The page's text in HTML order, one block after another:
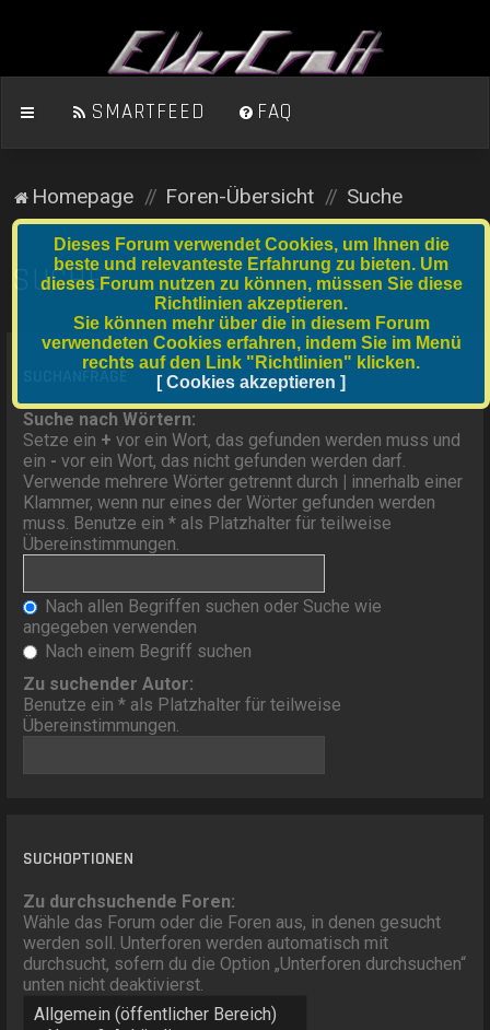
SMARTFEED FAQ
Homepage Foren-Übersicht Suche
SUCHE
Suche nach Wörtern:
Setze ein + vor ein Wort, das gefunden werden muss und
ein - vor ein Wort, das nicht gefunden werden darf.
Verwende mehrere Wörter getrennt durch
innerhalb einer
Klammer, wenn nur eines der Wörter gefunden werden
muss. Benutze ein * als Platzhalter für teilweise
Übereinstimmungen.
Nach allen Begriffen suchen oder Suche wie
angegeben verwenden
Nach einem Begriff suchen
Zu suchender Autor:
Benutze ein * als Platzhalter für teilweise
Übereinstimmungen.
SUCHOPTIONEN
Zu durchsuchende Foren:
Wähle das Forum oder die Foren aus, in denen gesucht
werden soll. Unterforen werden automatisch mit
durchsucht, sofern du die Option „Unterforen durchsuchen“
unten nicht deaktivierst.
Dieses Forum verwendet Cookies, um Ihnen die
beste und relevanteste Erfahrung zu bieten. Um
dieses Forum nutzen zu können, müssen Sie diese
Richtlinien akzeptieren.
Sie können mehr über die in diesem Forum
verwendeten Cookies erfahren, indem Sie im Menü
rechts auf den Link "Richtlinien" klicken.
[ Cookies akzeptieren ]